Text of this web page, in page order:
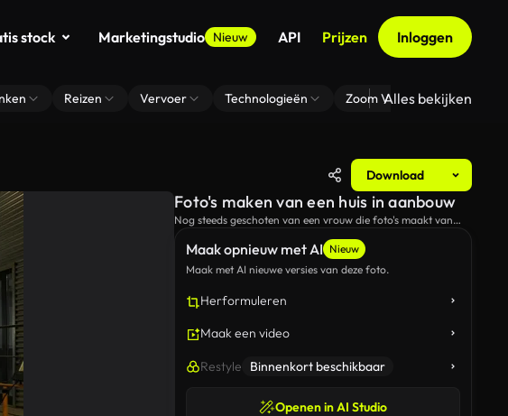
stock Marketingstudio Nieuw API Prijzen Inloggen
Reizen Vervoer Technologieën Zoom Virtuele
Alles bekijken
Download
Maak opnieuw met AI Nieuw
Maak met AI nieuwe versies van deze foto.
Herformuleren
Maak een video
Restyle Binnenkort beschikbaar
Openen in AI Studio
Foto's maken van een huis in aanbouw
Nog steeds geschoten van een vrouw die foto's maakt van